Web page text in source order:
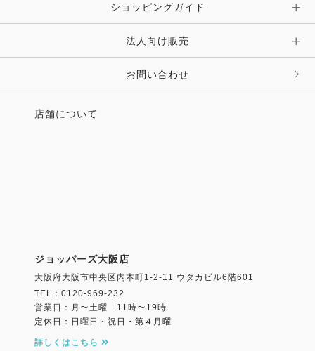
ショッピングガイド
法人向け販売
お問い合わせ
店舗について
ジョッパーズ大阪店
大阪府大阪市中央区内本町1-2-11 ウタカビル6階601
TEL：0120-969-232
営業日：月〜土曜 11時〜19時
定休日：日曜日・祝日・第４月曜
詳しくはこちら